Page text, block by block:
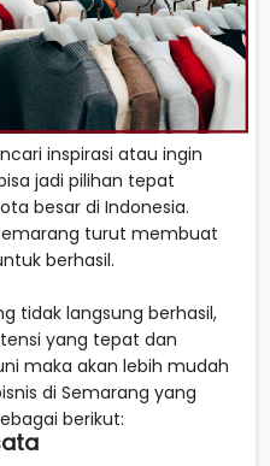
inspirasi atau ingin
jadi pilihan tepat
besar di Indonesia.
turut membuat
berhasil.
tidak langsung berhasil,
yang tepat dan
maka akan lebih mudah
di Semarang yang
berikut: